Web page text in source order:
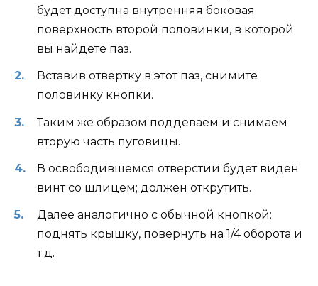
будет доступна внутренняя боковая
поверхность второй половинки, в которой
вы найдете паз.
Вставив отвертку в этот паз, снимите
половинку кнопки.
Таким же образом поддеваем и снимаем
вторую часть пуговицы.
В освободившемся отверстии будет виден
винт со шлицем; должен открутить.
Далее аналогично с обычной кнопкой:
поднять крышку, повернуть на 1/4 оборота и
т.д.